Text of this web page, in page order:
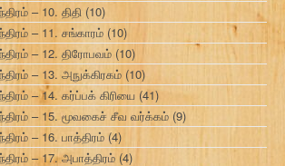
– 10. திதி (10)
– 11. சங்காரம் (10)
– 12. திரோபவம் (10)
– 13. அநுக்கிரகம் (10)
– 14. கர்ப்பக் கிரியை (41)
– 15. மூவகைச் சீவ வர்க்கம் (9)
– 16. பாத்திரம் (4)
– 17. அபாத்திரம் (4)